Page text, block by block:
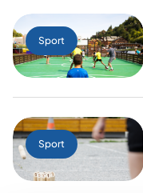
Sport
Sport